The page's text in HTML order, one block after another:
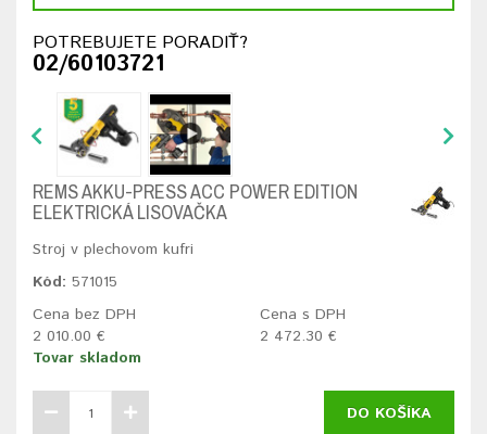
POTREBUJETE PORADIŤ?
02/60103721
REMS AKKU-PRESS ACC POWER EDITION
ELEKTRICKÁ LISOVAČKA
Stroj v plechovom kufri
Kód: 571015
Cena bez DPH
2 010.00 €
Cena s DPH
2 472.30 €
Tovar skladom
DO KOŠÍKA